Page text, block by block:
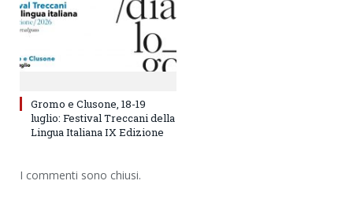
Gromo e Clusone, 18-19
luglio: Festival Treccani della
Lingua Italiana IX Edizione
I commenti sono chiusi.